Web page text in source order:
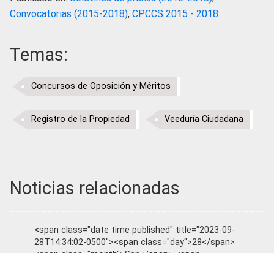
Convocatorias (2015-2018), CPCCS 2015 - 2018
Temas:
Concursos de Oposición y Méritos
Registro de la Propiedad Veeduría Ciudadana
Noticias relacionadas
<span class="date time published" title="2023-09-
28T14:34:02-0500"><span class="day">28</span>